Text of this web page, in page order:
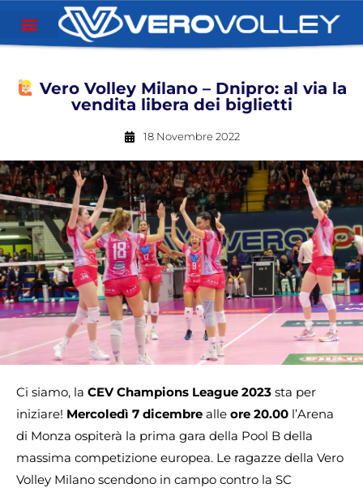
Vero Volley Milano – Dnipro: al via la
vendita libera dei biglietti
18 Novembre 2022
Ci siamo, la CEV Champions League 2023 sta per
iniziare! Mercoledì 7 dicembre alle ore 20.00 l’Arena
di Monza ospiterà la prima gara della Pool B della
massima competizione europea. Le ragazze della Vero
Volley Milano scendono in campo contro la SC